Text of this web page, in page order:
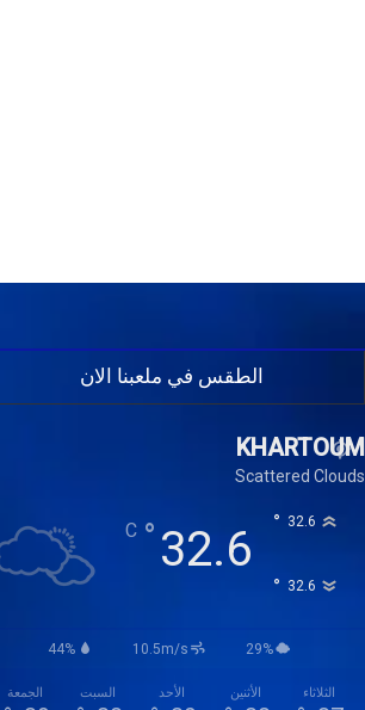
الطقس في ملعبنا الان
KHARTOUM
Scattered Clouds
32.6
°
C 32.6
°
32.6
°
44% 10.5m/s 29%
الجمعة السبت الأحد الأثنين الثلاثاء